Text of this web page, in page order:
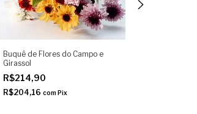
Buquê de Flores do Campo e
Girassol
R$214,90
R$204,16 com Pix